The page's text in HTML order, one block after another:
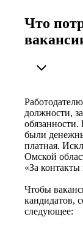
Что
должности,
были
платная.
Омской
«За контакты
Чтобы
кандидатов,
следующее: